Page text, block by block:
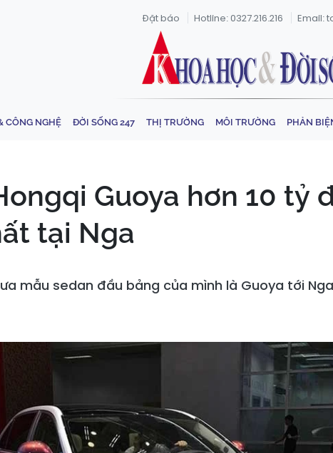
Đặt báo Hotline: 0327.216.216 Email:
CÔNG NGHỆ ĐỜI SỐNG 247 THỊ TRƯỜNG MÔI TRƯỜNG PHẢN
Guoya hơn 10 tỷ
tại Nga
mẫu sedan đầu bảng của mình là Guoya tới